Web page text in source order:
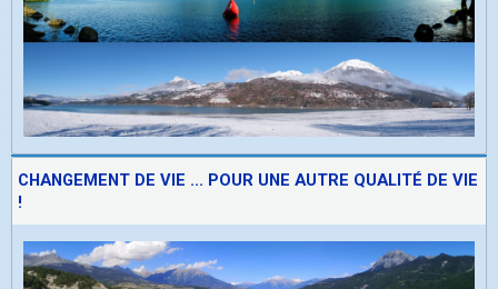
CHANGEMENT DE VIE ... POUR UNE AUTRE QUALITÉ DE VIE
!